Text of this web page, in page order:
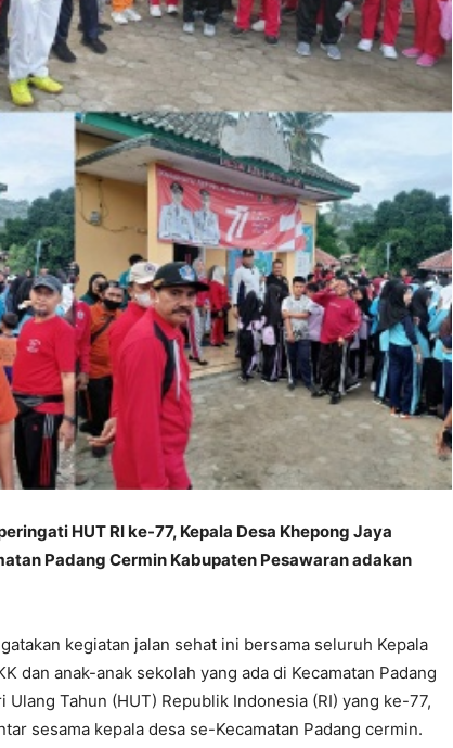
HUT RI ke-77, Kepala Desa Khepong Jaya
Padang Cermin Kabupaten Pesawaran adakan
kegiatan jalan sehat ini bersama seluruh Kepala
dan anak-anak sekolah yang ada di Kecamatan Padang
Tahun (HUT) Republik Indonesia (RI) yang ke-77,
sesama kepala desa se-Kecamatan Padang cermin.